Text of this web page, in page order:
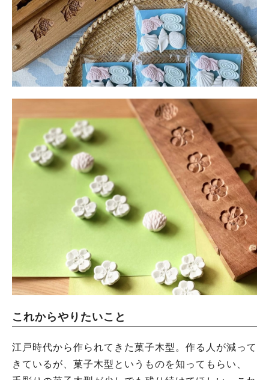
これからやりたいこと
江戸時代から作られてきた菓子木型。作る人が減って
きているが、菓子木型というものを知ってもらい、